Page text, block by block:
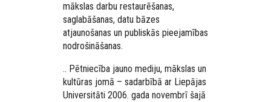
mākslas darbu restaurēšanas,
saglabāšanas, datu bāzes
atjaunošanas un publiskās pieejamības
nodrošināšanas.
.. Pētniecība jauno mediju, mākslas un
kultūras jomā – sadarbībā ar Liepājas
Universitāti 2006. gada novembrī šajā